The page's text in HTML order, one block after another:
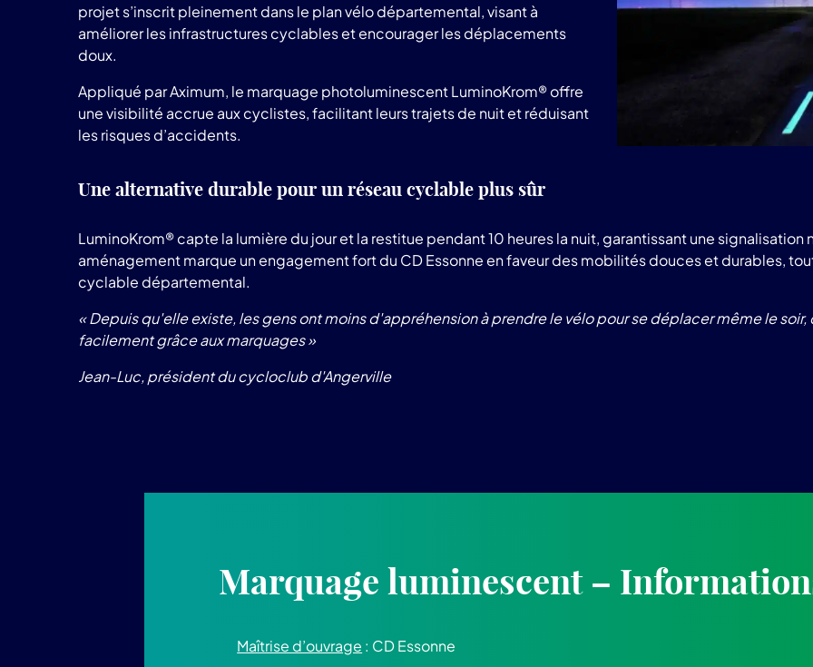
projet s’inscrit pleinement dans le plan vélo départemental, visant à
améliorer les infrastructures cyclables et encourager les déplacements
doux.
Appliqué par Aximum, le marquage photoluminescent LuminoKrom® offre
une visibilité accrue aux cyclistes, facilitant leurs trajets de nuit et réduisant
les risques d’accidents.
Une alternative durable pour un réseau cyclable plus sûr
LuminoKrom® capte la lumière du jour et la restitue pendant 10 heures la nuit, garantissant une
aménagement marque un engagement fort du CD Essonne en faveur des mobilités douces et durables,
cyclable départemental.
« Depuis qu'elle existe, les gens ont moins d'appréhension à prendre le vélo pour se déplacer même le
facilement grâce aux marquages »
Jean-Luc, président du cycloclub d'Angerville
Marquage luminescent –
Maîtrise d’ouvrage : CD Essonne